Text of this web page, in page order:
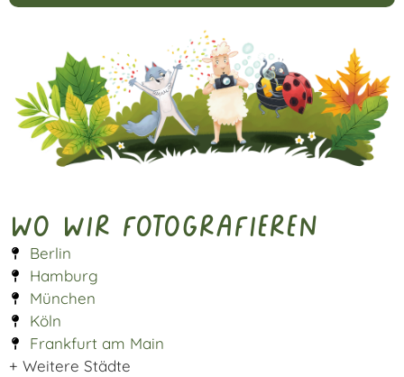
Wo wir fotografieren
Berlin
Hamburg
München
Köln
Frankfurt am Main
+ Weitere Städte